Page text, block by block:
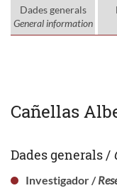
Dades generals
General information
Cañellas
Dades generals /
Investigador /